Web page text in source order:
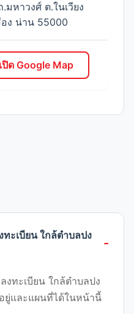
.มหาวงศ์ ต.ในเวียง
อง น่าน 55000
เปิด Google Map
ะเบียน ใกล้ตำบลปง
ทะเบียน ใกล้ตำบลปง
ยู่และแผนที่ได้ในหน้านี้